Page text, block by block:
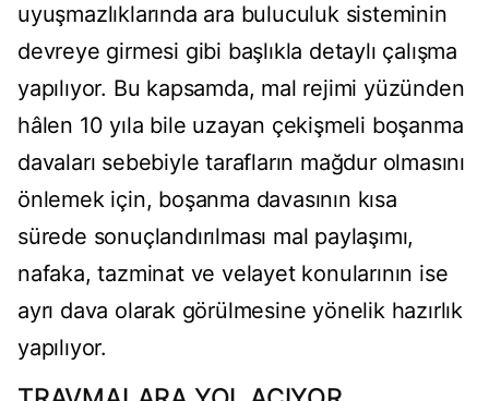
uyuşmazlıklarında ara buluculuk sisteminin
devreye girmesi gibi başlıkla detaylı çalışma
yapılıyor. Bu kapsamda, mal rejimi yüzünden
hâlen 10 yıla bile uzayan çekişmeli boşanma
davaları sebebiyle tarafların mağdur olmasını
önlemek için, boşanma davasının kısa
sürede sonuçlandırılması mal paylaşımı,
nafaka, tazminat ve velayet konularının ise
ayrı dava olarak görülmesine yönelik hazırlık
yapılıyor.